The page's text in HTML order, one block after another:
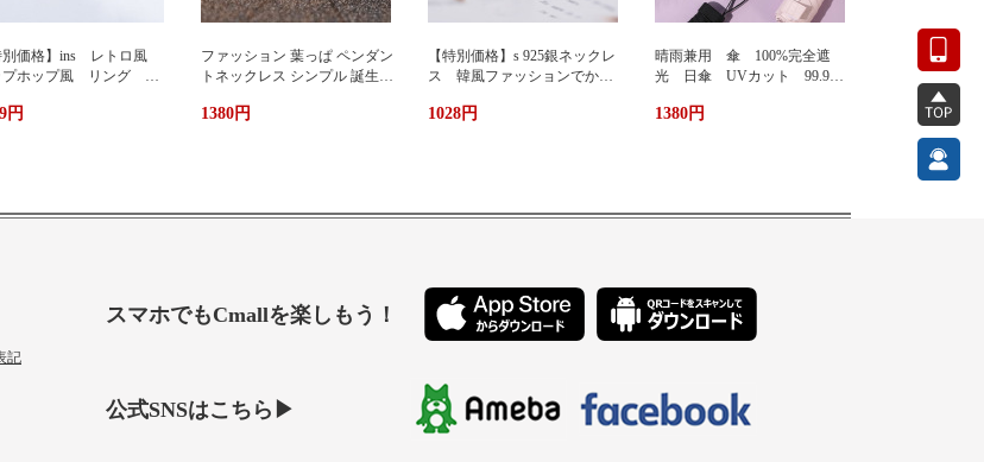
別価格】ins レトロ風
プホップ風 リング シ
性 s 925純銀 オーダ
円
ファッション 葉っぱ ペンダン
トネックレス シンプル 誕生日
レディースファッション 新作
1380円
【特別価格】s 925銀ネックレ
ス 韓風ファッションでかわ
1028円
晴雨兼用 傘 100%完全遮
光 日傘 UVカット 99.9%
み傘 遮光 遮熱 撥水 耐
1380円
記
スマホでもCmallを楽しもう！
公式SNSはこちら▶